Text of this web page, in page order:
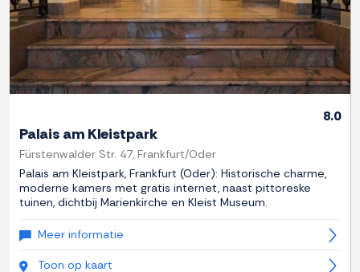
8.0
Palais am Kleistpark
Fürstenwalder Str. 47, Frankfurt/Oder
Palais am Kleistpark, Frankfurt (Oder): Historische charme,
moderne kamers met gratis internet, naast pittoreske
tuinen, dichtbij Marienkirche en Kleist Museum.
Meer informatie
Toon op kaart